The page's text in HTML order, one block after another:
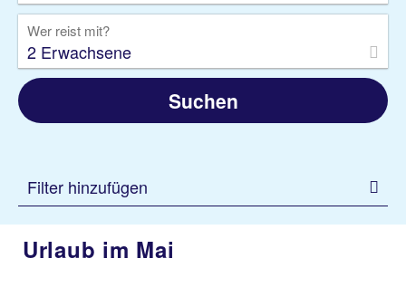
Wer reist mit?
2 Erwachsene
Suchen
Filter hinzufügen
Urlaub im Mai